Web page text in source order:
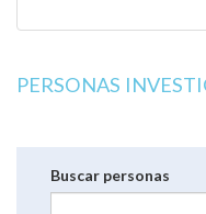
PERSONAS
Buscar personas